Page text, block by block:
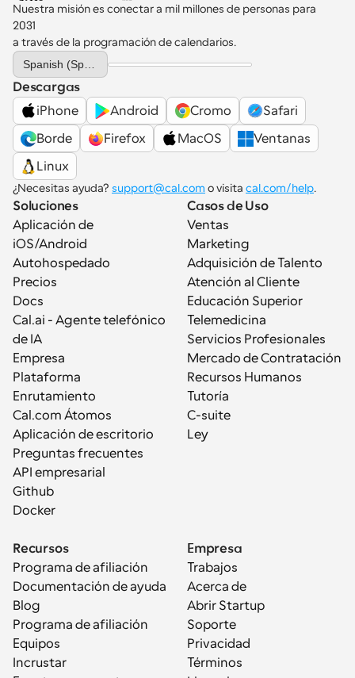
Nuestra misión es conectar a mil millones de personas para
2031
a través de la programación de calendarios.
Select Language
Descargas
iPhone
Android Cromo
Safari
Borde
Firefox MacOS
Ventanas
Linux
¿Necesitas ayuda? support@cal.com o visita cal.com/help.
Soluciones
Aplicación de
iOS/Android
Autohospedado
Precios
Docs
Cal.ai - Agente telefónico
de IA
Empresa
Plataforma
Enrutamiento
Cal.com Átomos
Aplicación de escritorio
Preguntas frecuentes
API empresarial
Github
Docker
Casos de Uso
Ventas
Marketing
Adquisición de Talento
Atención al Cliente
Educación Superior
Telemedicina
Servicios Profesionales
Mercado de Contratación
Recursos Humanos
Tutoría
C-suite
Ley
Recursos
Programa de afiliación
Documentación de ayuda
Blog
Programa de afiliación
Equipos
Incrustar
Empresa
Trabajos
Acerca de
Abrir Startup
Soporte
Privacidad
Términos